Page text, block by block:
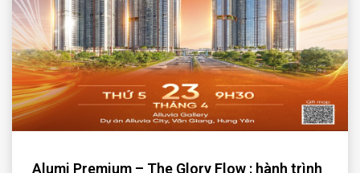
Alumi Premium – The Glory Flow : hành trình